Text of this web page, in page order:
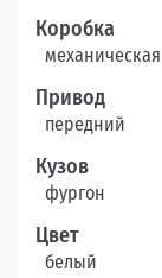
Коробка
механическая
Привод
передний
Кузов
фургон
Цвет
белый